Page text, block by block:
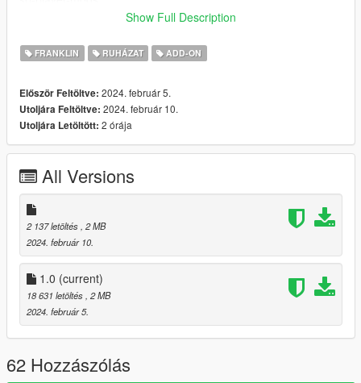
Mods / update / x64 / dlcpacks / EMFsingleplayer / dlc.rpf / x64
/ streamedpeds_players.rpf / player_one
-----------------------------------------
DO NOT REUPLOAD THIS MOD ANYWHERE
--------------------------------------------------------------------------------
-----------------------------------------
support me by giving feedback and special shoutout to all the
people on my discord
Show Full Description
FRANKLIN RUHÁZAT ADD-ON
Először Feltöltve: 2024. február 5.
Utoljára Feltöltve: 2024. február 10.
Utoljára Letöltött: 2 órája
All Versions
2 137 letöltés , 2 MB
2024. február 10.
1.0 (current)
18 631 letöltés , 2 MB
2024. február 5.
62 Hozzászólás